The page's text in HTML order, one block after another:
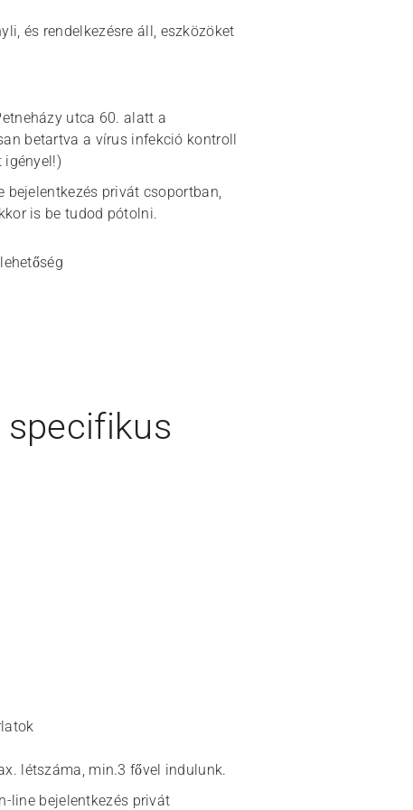
és rendelkezésre áll, eszközöket
utca 60. alatt a
betartva a vírus infekció kontroll
igényel!)
bejelentkezés privát csoportban,
is be tudod pótolni.
specifikus
létszáma, min.3 fővel indulunk.
line bejelentkezés privát